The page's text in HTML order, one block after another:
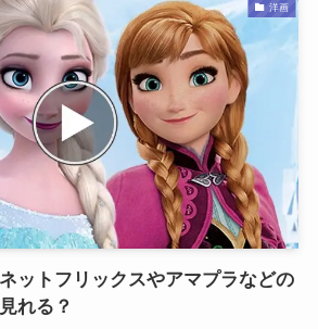
洋画
ットフリックスやアマプラなどの
れる？